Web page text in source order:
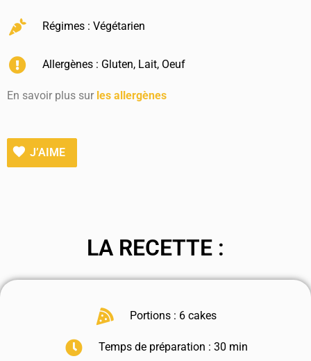
Régimes :Végétarien
Allergènes : Gluten, Lait, Oeuf
En savoir plus sur les allergènes
J’AIME
LA RECETTE :
Portions : 6 cakes
Temps de préparation : 30 min